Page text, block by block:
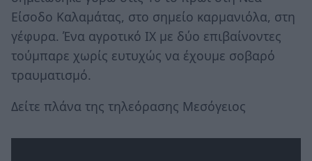
Είσοδο Καλαμάτας, στο σημείο καρμανιόλα, στη
γέφυρα. Ένα αγροτικό ΙΧ με δύο επιβαίνοντες
τούμπαρε χωρίς ευτυχώς να έχουμε σοβαρό
τραυματισμό.
Δείτε πλάνα της τηλεόρασης Μεσόγειος